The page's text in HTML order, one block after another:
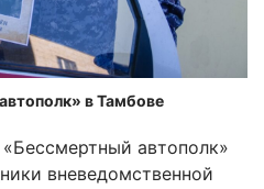
в Тамбове
автополк»
вневедомственной